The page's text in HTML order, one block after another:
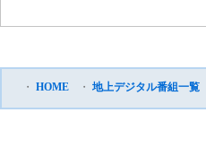
・ HOME ・ 地上デジタル番組一覧